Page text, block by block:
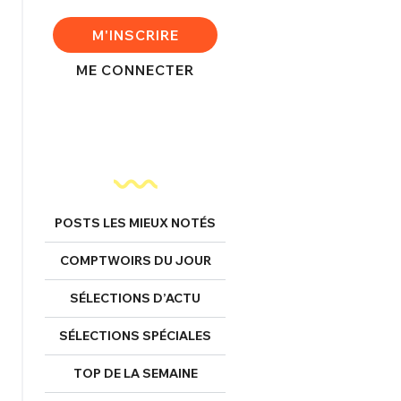
M'INSCRIRE
ME CONNECTER
POSTS LES MIEUX NOTÉS
COMPTWOIRS DU JOUR
SÉLECTIONS D’ACTU
SÉLECTIONS SPÉCIALES
TOP DE LA SEMAINE
Mot de passe perdu ?
FERMER